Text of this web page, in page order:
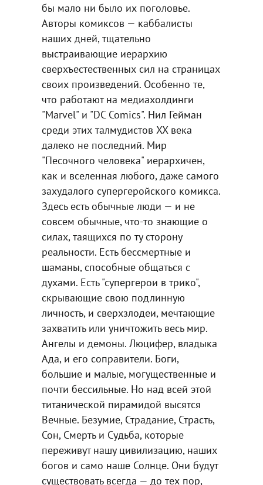
бы мало ни было их поголовье.
Авторы комиксов — каббалисты
наших дней, тщательно
выстраивающие иерархию
сверхъестественных сил на страницах
своих произведений. Особенно те,
что работают на медиахолдинги
"Marvel" и "DC Comics". Нил Гейман
среди этих талмудистов XX века
далеко не последний. Мир
"Песочного человека" иерархичен,
как и вселенная любого, даже самого
захудалого супергеройского комикса.
Здесь есть обычные люди — и не
совсем обычные, что-то знающие о
силах, таящихся по ту сторону
реальности. Есть бессмертные и
шаманы, способные общаться с
духами. Есть "супергерои в трико",
скрывающие свою подлинную
личность, и сверхзлодеи, мечтающие
захватить или уничтожить весь мир.
Ангелы и демоны. Люцифер, владыка
Ада, и его соправители. Боги,
большие и малые, могущественные и
почти бессильные. Но над всей этой
титанической пирамидой высятся
Вечные. Безумие, Страдание, Страсть,
Сон, Смерть и Судьба, которые
переживут нашу цивилизацию, наших
богов и само наше Солнце. Они будут
существовать всегда — до тех пор,